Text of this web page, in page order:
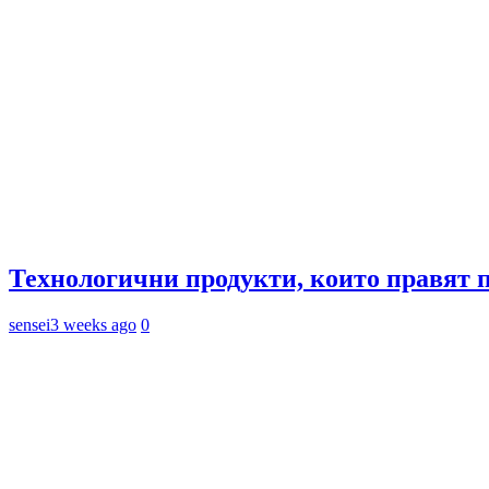
Технологични продукти, които правят
sensei3 weeks ago 0